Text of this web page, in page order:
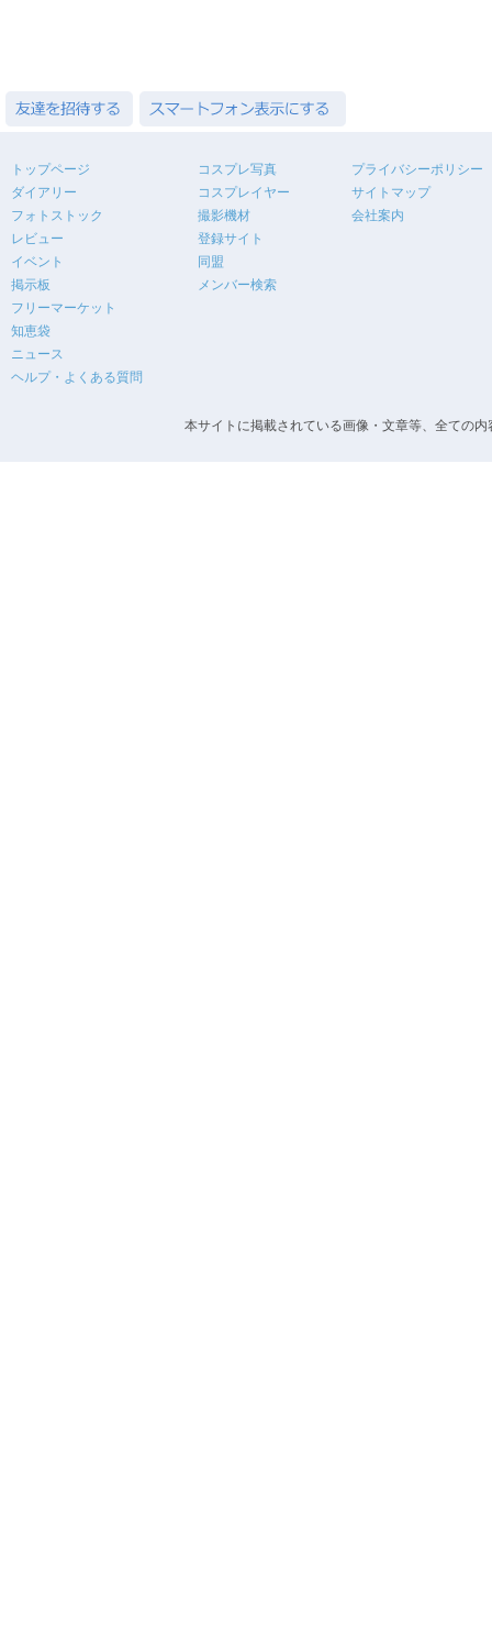
トップページ
ダイアリー
フォトストック
レビュー
イベント
掲示板
フリーマーケット
知恵袋
ニュース
ヘルプ・よくある質問
コスプレ写真
コスプレイヤー
撮影機材
登録サイト
同盟
メンバー検索
プライバシーポリシー
サイトマップ
会社案内
本サイトに掲載されている画像・文章等、全ての